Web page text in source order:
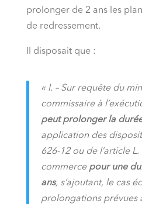
prolonger de 2 ans les
de redressement.
Il disposait que :
« I. – Sur requête du
commissaire à
peut prolonger la
application des
626-12 ou de l’article
commerce pour une
ans, s’ajoutant, le cas
prolongations prévues